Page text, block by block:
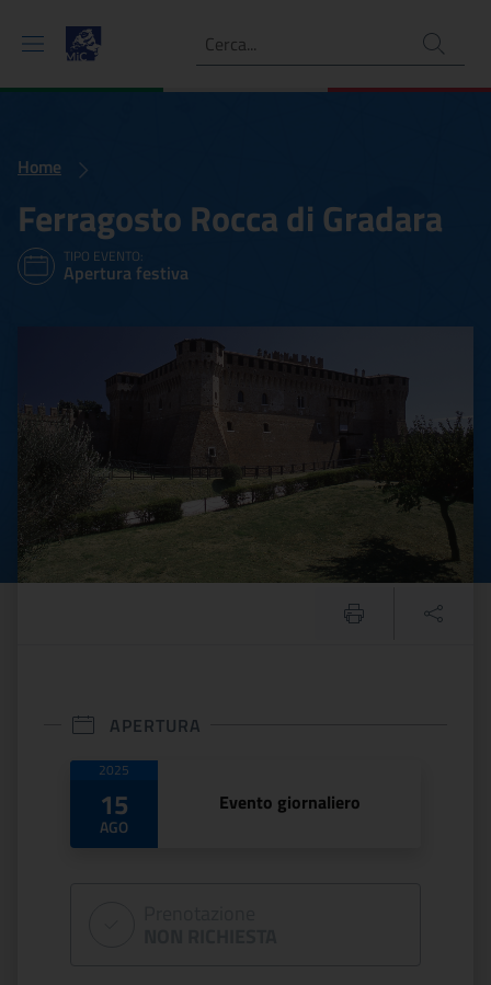
Ricerca
Home
Ferragosto Rocca di Gradara
TIPO EVENTO:
Apertura festiva
Ferragosto Rocca di
APERTURA
Date di apertura
2025
15
AGO
Evento giornaliero